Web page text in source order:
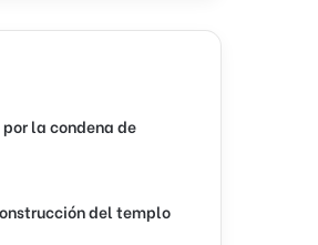
la condena de
del templo